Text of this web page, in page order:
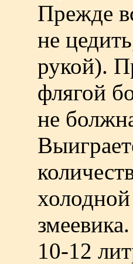
Прежде
не
рукой).
флягой
не
10-12